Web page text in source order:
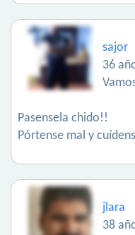
sajor
36
Pasensela chido!!
Pórtense mal y
jlara
38